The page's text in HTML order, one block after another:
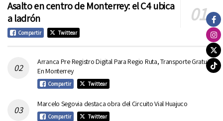
Asalto en centro de Monterrey: el C4 ubica
a ladrón
Compartir Twittear
Arranca Pre Registro Digital Para Regio Ruta, Transporte Gratuito
En Monterrey
Compartir Twittear
Marcelo Segovia destaca obra del Circuito Vial Huajuco
Compartir Twittear